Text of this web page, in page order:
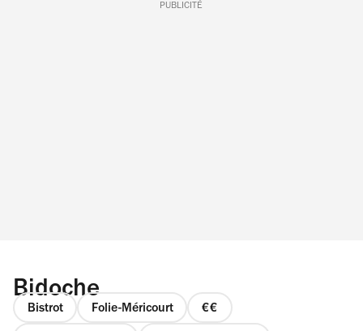
PUBLICITÉ
Bidoche
Bistrot Folie-Méricourt
prix